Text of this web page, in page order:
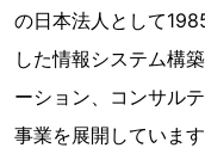
の日本法人として
した情報システム構
ーション、コンサル
事業を展開していま